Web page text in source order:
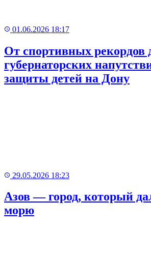
01.06.2026 18:17
От спортивных рекордов
губернаторских
защиты детей на Дону
29.05.2026 18:23
Азов — город, который
морю